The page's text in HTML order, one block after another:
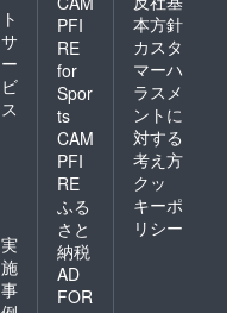
ト
サ
ー
ビ
ス
実
施
事
PFI
RE
for
Spor
ts
CAM
PFI
RE
ふる
さと
納税
AD
FOR
本方針
カスタ
マーハ
ラスメ
ントに
対する
考え方
クッ
キーポ
リシー